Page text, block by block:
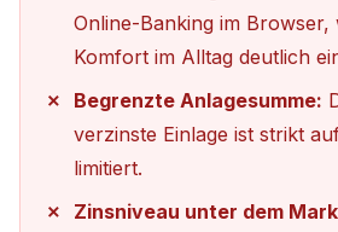
Online-Banking im Browser,
Komfort im Alltag deutlich
Begrenzte Anlagesumme:
verzinste Einlage ist strikt
limitiert.
Zinsniveau unter dem